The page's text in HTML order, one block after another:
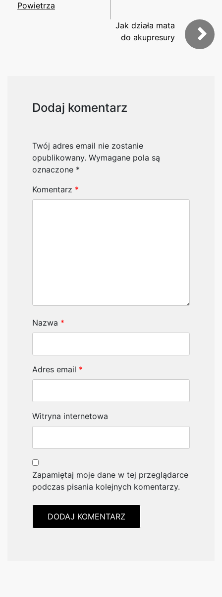
Powietrza
Jak działa mata
do akupresury
Dodaj komentarz
Twój adres email nie zostanie
opublikowany. Wymagane pola są
oznaczone *
Komentarz *
Nazwa *
Adres email *
Witryna internetowa
Zapamiętaj moje dane w tej przeglądarce
podczas pisania kolejnych komentarzy.